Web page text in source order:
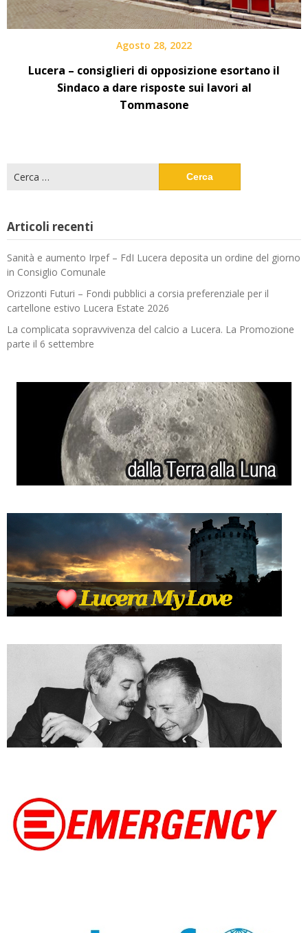
Agosto 28, 2022
Lucera – consiglieri di opposizione esortano il
Sindaco a dare risposte sui lavori al
Tommasone
per:
Articoli recenti
Sanità e aumento Irpef – FdI Lucera deposita un ordine del giorno
in Consiglio Comunale
Orizzonti Futuri – Fondi pubblici a corsia preferenziale per il
cartellone estivo Lucera Estate 2026
La complicata sopravvivenza del calcio a Lucera. La Promozione
parte il 6 settembre